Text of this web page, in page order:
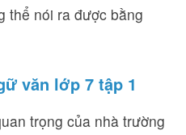
thể nói ra được bằng
văn lớp 7 tập 1
trọng của nhà trường